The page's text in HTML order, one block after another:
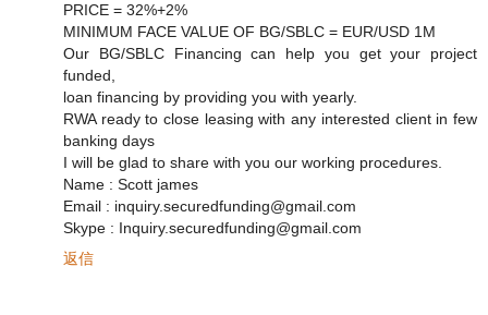
PRICE = 32%+2%
MINIMUM FACE VALUE OF BG/SBLC = EUR/USD 1M
Our BG/SBLC Financing can help you get your project
funded,
loan financing by providing you with yearly.
RWA ready to close leasing with any interested client in few
banking days
I will be glad to share with you our working procedures.
Name : Scott james
Email : inquiry.securedfunding@gmail.com
Skype : Inquiry.securedfunding@gmail.com
返信